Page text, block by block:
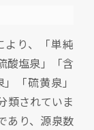
より、「単純
酸塩泉」「含
「硫黄泉」
類されていま
あり、源泉数